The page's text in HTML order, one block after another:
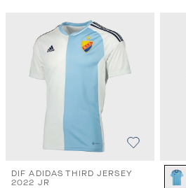
DIF ADIDAS THIRD JERSEY
2022 JR